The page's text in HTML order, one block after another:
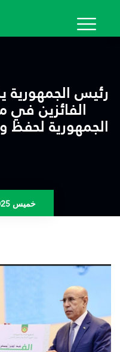
رئيس
الفائزين في
الجمهورية لحفظ
خميس 24/04/2025 - 12:59